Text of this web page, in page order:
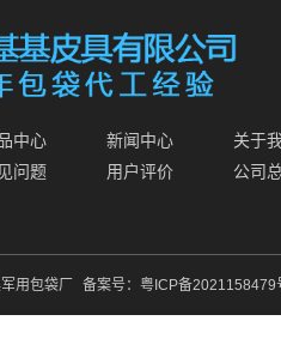
中心 新闻中心
关于
问题 用户评价 公司
用包袋厂 备案号： 粤ICP备2021158479